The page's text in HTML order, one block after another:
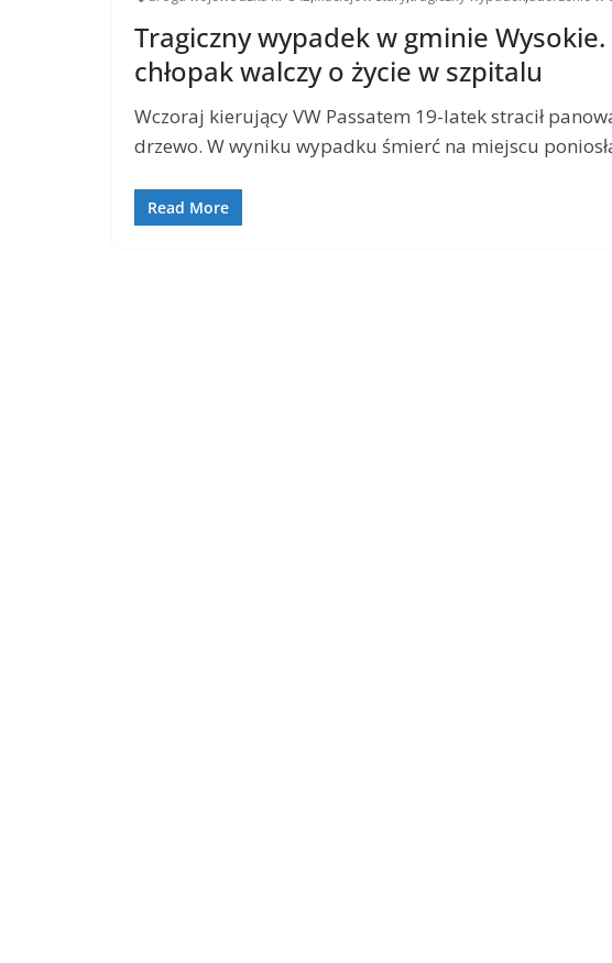
Tragiczny wypadek w gminie
chłopak walczy o życie w szpitalu
Wczoraj kierujący VW Passatem 19-latek stracił
drzewo. W wyniku wypadku śmierć na miejscu
Read More